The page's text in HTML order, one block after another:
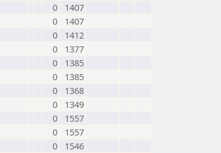
0
1407
0
1407
0
1412
0
1377
0
1385
0
1385
0
1368
0
1349
0
1557
0
1557
0
1546